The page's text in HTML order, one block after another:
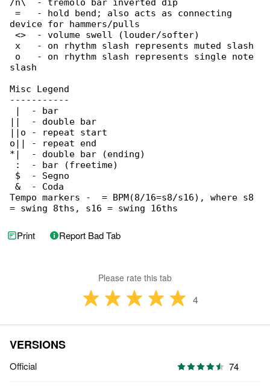
/n\  - tremolo bar inverted dip
=   - hold bend; also acts as connecting
device for hammers/pulls
<>  - volume swell (louder/softer)
x   - on rhythm slash represents muted slash
o   - on rhythm slash represents single note
slash
Misc Legend
-----------
|  - bar
||  - double bar
||o - repeat start
o|| - repeat end
*|  - double bar (ending)
:  - bar (freetime)
$  - Segno
&  - Coda
Tempo markers -  = BPM(8/16=s8/s16), where s8
= swing 8ths, s16 = swing 16ths
Print Report Bad Tab
Please rate this tab
4
VERSIONS
Official 74